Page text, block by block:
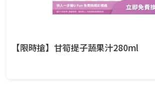
【限時搶】甘筍提子蔬果汁280ml